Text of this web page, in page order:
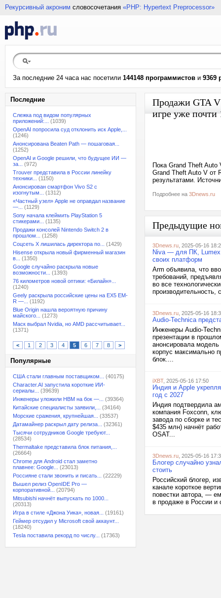
Рекурсивный акроним словосочетания «PHP: Hypertext Preprocessor»
За последние 24 часа нас посетили 144148 программистов и 9369
Последние
Слежка под видом популярных
приложений:...
(1039)
OpenAI попросила суд отклонить иск Apple,...
(1246)
Анонсирована Beaten Path — пошаговая...
(1252)
OpenAI и Google решили, что будущее ИИ —
за...
(972)
Trouver представила в России линейку
техники...
(1150)
Анонсирован смартфон Vivo S2 с
изогнутым...
(1312)
«Частный узел» Apple не оправдал название
—...
(1129)
Sony начала клеймить PlayStation 5
стикерами...
(1135)
Продажи консолей Nintendo Switch 2 в
прошлом...
(1258)
Соцсеть X лишилась директора по...
(1429)
Hisense открыла новый фирменный магазин
в...
(1350)
Google случайно раскрыла новые
возможности...
(1393)
76 километров новой оптики: «Билайн»...
(1240)
Geely раскрыла российские цены на EX5 EM-
R —...
(1192)
Blue Origin нашла вероятную причину
майского...
(1273)
Маск выбрал Nvidia, но AMD рассчитывает...
(1371)
< 1 2 3 4 5 6 7 8 >
Популярные
США стали главным поставщиком...
(40175)
Character.AI запустила короткие ИИ-
сериалы...
(39639)
Инженеры уложили HBM на бок —...
(39364)
Китайские специалисты заявили,...
(34164)
Морские сражения, крупнейшая...
(33537)
Датамайнер раскрыл дату релиза...
(32361)
Тысячи сотрудников Google требуют...
(28534)
Thermaltake представила блок питания,...
(26664)
Chrome для Android стал заметно
плавнее: Google...
(23013)
Россияне стали звонить и писать...
(22229)
Вышел релиз OpenIDE Pro —
корпоративной...
(20794)
Mitsubishi начнёт выпускать по 1000...
(20313)
Игра в стиле «Джона Уика», новая...
(19161)
Геймер отсудил у Microsoft свой аккаунт...
(18240)
Tesla поставила рекорд по числу...
(17363)
Продажи GTA V
игре уже почти
Пока Grand Theft
Grand Theft Auto V от
результатами.
Подробнее на 3Dnews.ru
Предыдущие
3Dnews.ru , 2025-05-16
Niva — для ПК,
своих платформ
Arm объявила, что
требований,
во все
производительность,
3Dnews.ru , 2025-05-16
Audio-Technica
Инженеры Audio-
презентации в
анонсировала модель
корпус максимально
блок....
iXBT, 2025-05-16 17:50
Индия и Apple
год с 2027
Индия подтвердила
компания Foxconn,
завода по сборке и
$435 млн) начнёт
OSAT...
3Dnews.ru , 2025-05-16
Блогер случайно
стоить
Российский блогер,
канале короткое
повестки автора, —
в продаже в России и